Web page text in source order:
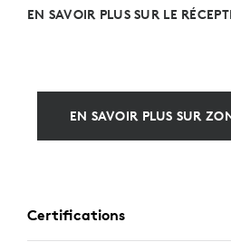
EN SAVOIR PLUS SUR LE
EN SAVOIR PLUS SUR
Certifications